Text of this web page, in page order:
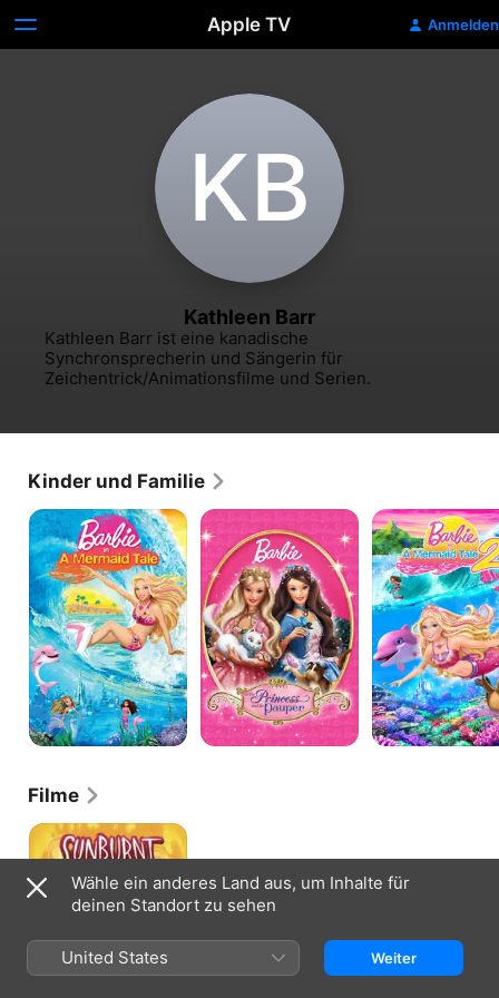
Apple TV Anmelden
K‌B
Kathleen Barr
Kathleen Barr ist eine kanadische
Synchronsprecherin und Sängerin für
Zeichentrick/Animationsfilme und Serien.
Kinder und Familie
Barbie
und
das
Geheimnis
von
Oceana
Barbie
als
Prinzessin
und
das
Dorfmädchen
Barbie
und
das
Geheimnis
von
Oceana
Filme
Sunburnt
Unicorn
Wähle ein anderes Land aus, um Inhalte für
deinen Standort zu sehen
United States Weiter